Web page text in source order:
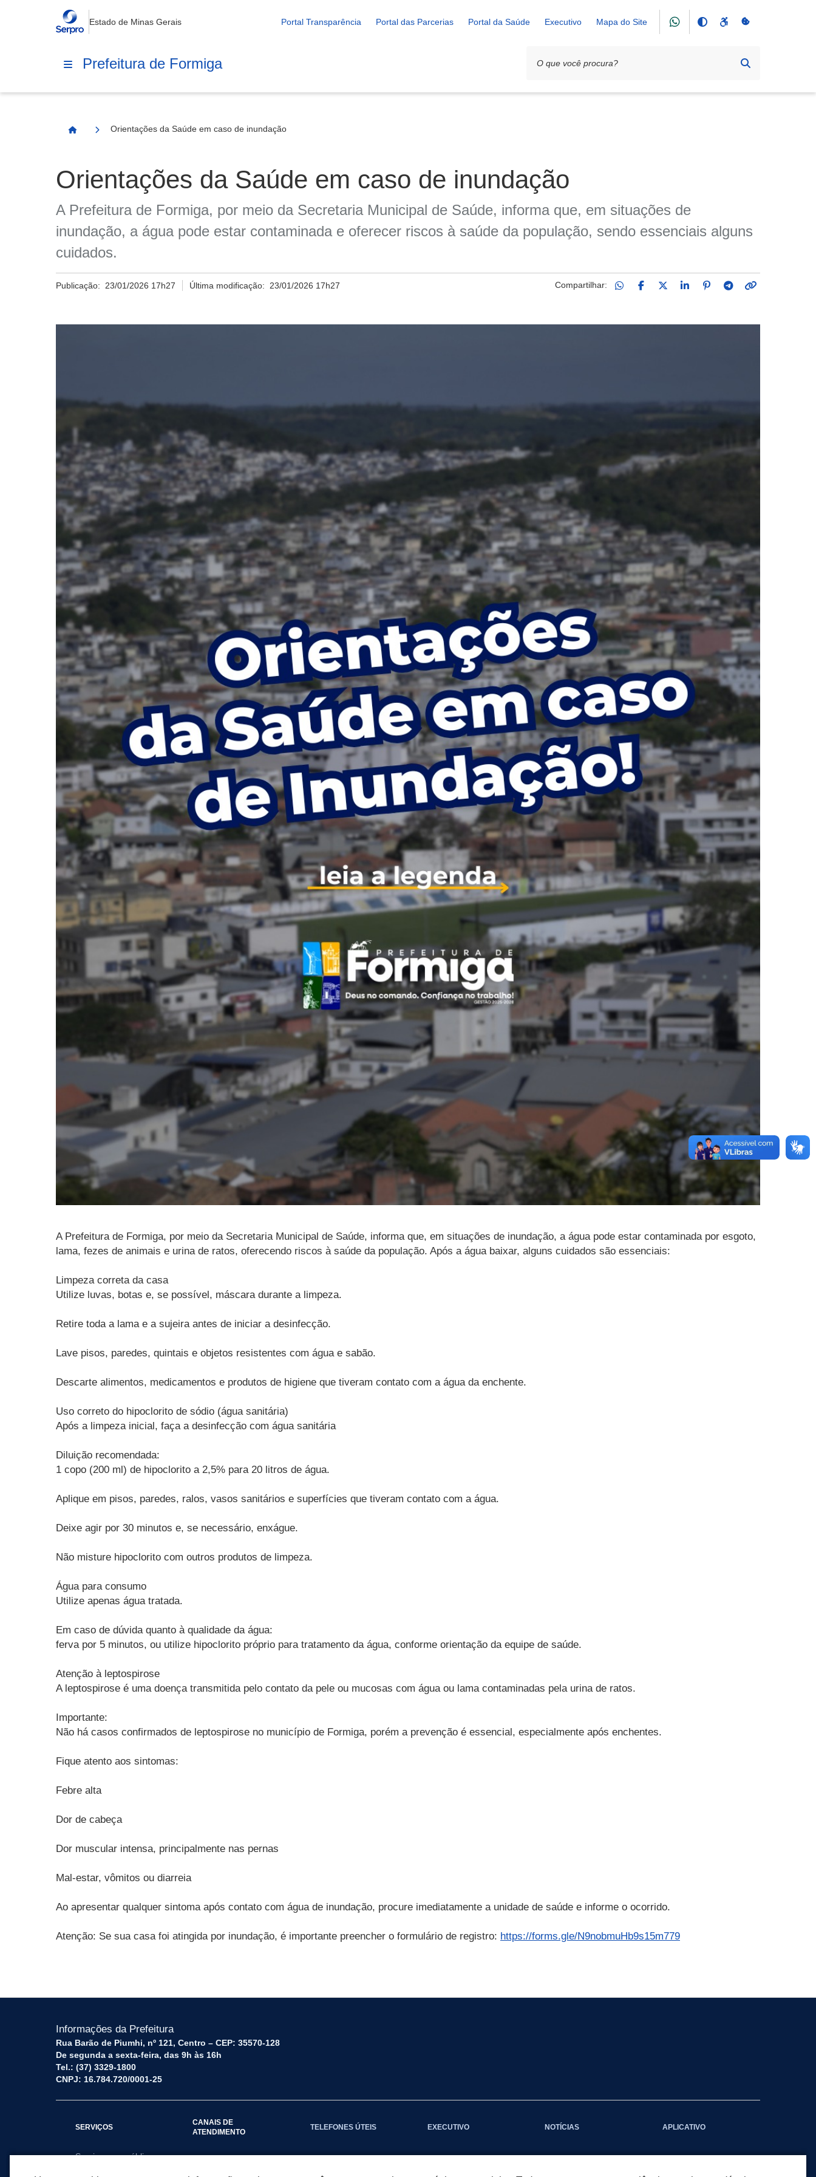
Estado de Minas Gerais Portal Transparência Portal das Parcerias Portal da Saúde Executivo Mapa do Site
Prefeitura de Formiga
Página Inicial
Orientações da Saúde em caso de inundação
Orientações da Saúde em caso de inundação
A Prefeitura de Formiga, por meio da Secretaria Municipal de Saúde, informa que, em situações de
inundação, a água pode estar contaminada e oferecer riscos à saúde da população, sendo essenciais alguns
cuidados.
Publicação: 23/01/2026 17h27 Última modificação: 23/01/2026 17h27 Compartilhar:
A Prefeitura de Formiga, por meio da Secretaria Municipal de Saúde, informa que, em situações de inundação, a água pode estar contaminada por esgoto,
lama, fezes de animais e urina de ratos, oferecendo riscos à saúde da população. Após a água baixar, alguns cuidados são essenciais:
Limpeza correta da casa
Utilize luvas, botas e, se possível, máscara durante a limpeza.
Retire toda a lama e a sujeira antes de iniciar a desinfecção.
Lave pisos, paredes, quintais e objetos resistentes com água e sabão.
Descarte alimentos, medicamentos e produtos de higiene que tiveram contato com a água da enchente.
Uso correto do hipoclorito de sódio (água sanitária)
Após a limpeza inicial, faça a desinfecção com água sanitária
Diluição recomendada:
1 copo (200 ml) de hipoclorito a 2,5% para 20 litros de água.
Aplique em pisos, paredes, ralos, vasos sanitários e superfícies que tiveram contato com a água.
Deixe agir por 30 minutos e, se necessário, enxágue.
Não misture hipoclorito com outros produtos de limpeza.
Água para consumo
Utilize apenas água tratada.
Em caso de dúvida quanto à qualidade da água:
ferva por 5 minutos, ou utilize hipoclorito próprio para tratamento da água, conforme orientação da equipe de saúde.
Atenção à leptospirose
A leptospirose é uma doença transmitida pelo contato da pele ou mucosas com água ou lama contaminadas pela urina de ratos.
Importante:
Não há casos confirmados de leptospirose no município de Formiga, porém a prevenção é essencial, especialmente após enchentes.
Fique atento aos sintomas:
Febre alta
Dor de cabeça
Dor muscular intensa, principalmente nas pernas
Mal-estar, vômitos ou diarreia
Ao apresentar qualquer sintoma após contato com água de inundação, procure imediatamente a unidade de saúde e informe o ocorrido.
Atenção: Se sua casa foi atingida por inundação, é importante preencher o formulário de registro: https://forms.gle/N9nobmuHb9s15m779
Informações da Prefeitura
Rua Barão de Piumhi, nº 121, Centro – CEP: 35570-128
De segunda a sexta-feira, das 9h às 16h
Tel.: (37) 3329-1800
CNPJ: 16.784.720/0001-25
SERVIÇOS
Serviços por público
CANAIS DE
ATENDIMENTO
TELEFONES ÚTEIS EXECUTIVO NOTÍCIAS APLICATIVO